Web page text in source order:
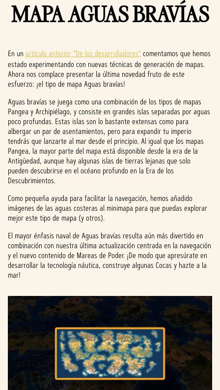
MAPA AGUAS BRAVÍAS
En un artículo anterior “De los desarrolladores”comentamos que hemos
estado experimentando con nuevas técnicas de generación de mapas.
Ahora nos complace presentar la última novedad fruto de este
esfuerzo: ¡el tipo de mapa Aguas bravías!
Aguas bravías se juega como una combinación de los tipos de mapas
Pangea y Archipiélago, y consiste en grandes islas separadas por aguas
poco profundas. Estas islas son lo bastante extensas como para
albergar un par de asentamientos, pero para expandir tu imperio
tendrás que lanzarte al mar desde el principio. Al igual que los mapas
Pangea, la mayor parte del mapa está disponible desde la era de la
Antigüedad, aunque hay algunas islas de tierras lejanas que solo
pueden descubrirse en el océano profundo en la Era de los
Descubrimientos.
Como pequeña ayuda para facilitar la navegación, hemos añadido
imágenes de las aguas costeras al minimapa para que puedas explorar
mejor este tipo de mapa (y otros).
El mayor énfasis naval de Aguas bravías resulta aún más divertido en
combinación con nuestra última actualización centrada en la navegación
y el nuevo contenido de Mareas de Poder. ¡De modo que apresúrate en
desarrollar la tecnología náutica, construye algunas Cocas y hazte a la
mar!